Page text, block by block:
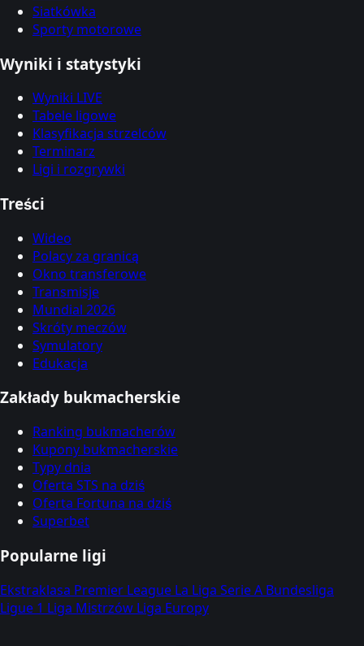
Siatkówka
Sporty motorowe
Wyniki i statystyki
Wyniki LIVE
Tabele ligowe
Klasyfikacja strzelców
Terminarz
Ligi i rozgrywki
Treści
Wideo
Polacy za granicą
Okno transferowe
Transmisje
Mundial 2026
Skróty meczów
Symulatory
Edukacja
Zakłady bukmacherskie
Ranking bukmacherów
Kupony bukmacherskie
Typy dnia
Oferta STS na dziś
Oferta Fortuna na dziś
Superbet
Popularne ligi
Ekstraklasa Premier League La Liga Serie A Bundesliga
Ligue 1 Liga Mistrzów Liga Europy